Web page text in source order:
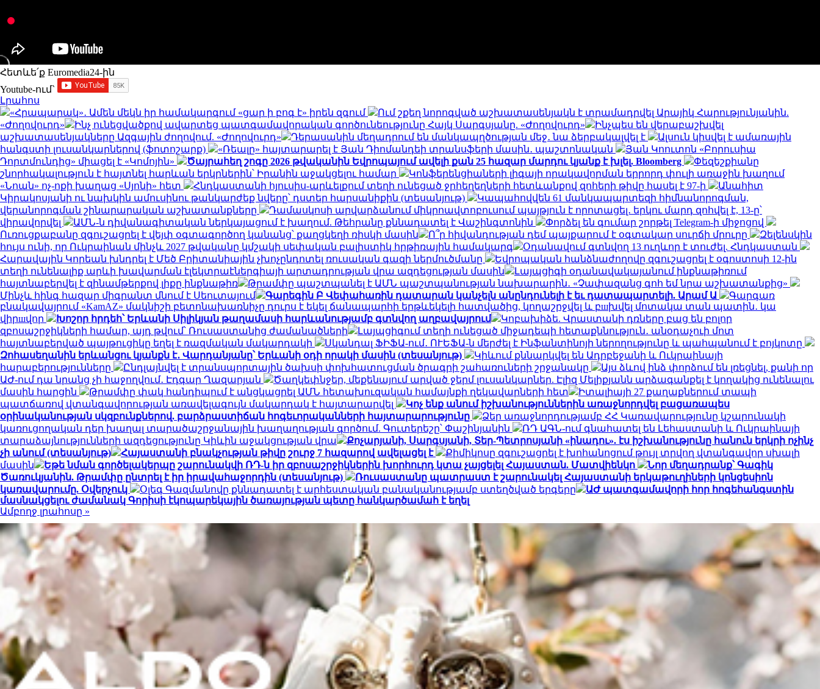
Հետևե՛ք Euromedia24-ին
Youtube-ում`
Լրահոս
«Հրապարակ»․ Ամեն մեկն իր համակարգում «ցար ի բոգ է» իրեն զգում
Ում շքեղ նորոգված աշխատասենյակն է տրամադրվել Արայիկ Հարությունյանին.
«Ժողովուրդ»
Ինչ ունեցվածքով ավարտեց պատգամավորական գործունեությունը Հայկ Սարգսյանը. «Ժողովուրդ»
Ինչպես են վերաբաշխվել
աշխատասենյակները Ազգային ժողովում. «Ժողովուրդ»
Դերասանին մեղադրում են մանկապղծության մեջ․ նա ձերբակալվել է
Ալսուն կիսվել է ամառային
հանգստի լուսանկարներով (ֆոտոշարք)
«Ռեալը» հայտարարել է Յան Դիոմանդեի տրանսֆերի մասին․ պաշտոնական
Յան Կոուտոն «Բորուսիա
Դորտմունդից» միացել է «Կոմոյին»
Ծայրահեղ շոգը 2026 թվականին Եվրոպայում ավելի քան 25 հազար մարդու կյանք է խլել. Bloomberg
Փեզեշքիանը
շնորհակալություն է հայտնել հարևան երկրներին՝ Իրանին աջակցելու համար
Կոնֆերենցիաների լիգայի որակավորման երրորդ փուլի առաջին խաղում
«Նոան» ոչ-ոքի խաղաց «Սյոնի» հետ
Հնդկաստանի հյուսիս-արևելքում տեղի ունեցած ջրհեղեղների հետևանքով զոհերի թիվը հասել է 97-ի
Անահիտ
Կիրակոսյանի ու նախկին ամուսինու թանկարժեք նվերը՝ դստեր հարսանիքին (տեսանյութ)
Կապահովվեն 61 մանկապարտեզի հիմնանորոգման,
վերանորոգման շինարարական աշխատանքները
Դամասկոսի արվարձանում միկրոավտոբուսում պայթյուն է որոտացել․ երկու մարդ զոհվել է, 13-ը՝
վիրավորվել
ԱՄՆ-ն դիվանագիտական ներկայացում է խաղում. Թեհրանը քննադատել է Վաշինգտոնին
Փորձել են գումար շորթել Telegram-ի միջոցով
Ուռուցքաբանը զգուշացրել է վեյփ օգտագործող կանանց՝ քաղցկեղի ռիսկի մասին
Ո՞ր հիվանդության դեմ պայքարում է օգտակար սուրճի մրուրը
Զելենսկին
հույս ունի, որ Ուկրաինան մինչև 2027 թվականը կմշակի սեփական բալիստիկ հրթիռային համակարգ
Օդանավում գտնվող 13 ուղևոր է տուժել. Հնդկաստան
Հարավային Կորեան խնդրել է Մեծ Բրիտանիային չխոչընդոտել ռուսական գազի ներմուծմանը
Եվրոպական հանձնաժողովը զգուշացրել է օգոստոսի 12-ին
տեղի ունենալիք արևի խավարման էլեկտրաէներգիայի արտադրության վրա ազդեցության մասին
Լայպցիգի օդանավակայանում ինքնաթիռում
հայտնաբերվել է զինամթերքով լիքը ինքնաթիռ
Թրամփը պաշտպանել է ԱՄՆ պաշտպանության նախարարին․ «Չափազանց գոհ եմ նրա աշխատանքից»
Մինչև հինգ հազար միգրանտ մնում է Սեուտայում
Գարեգին Բ Վեփահառին դատարան կանչելն անընդունելի է եւ դատապարտելի. Արամ Ա
Գարգառ
բնակավայրում «KamAZ» մակնիշի բետոնախառնիչը դուրս է եկել ճանապարհի երթևեկելի հատվածից, կողաշրջվել և բшխվել մոտակա տան պատին․ կա
վիրшվոր
Խոշոր հրդեհ՝ Երևանի Սիլիկյան թաղամասի հարևանությամբ գտնվող աղբավայրում
Կոբախիձե. Վրաստանի դռները բաց են բոլոր
զբոսաշրջիկների համար, այդ թվում՝ Ռուսաստանից ժամանածների
Լայպցիգում տեղի ունեցած միջադեպի հետաքննություն․ անօդաչուի մոտ
հայտնաբերված պայթուցիկը եղել է ռազմական մակարդակի
Սկանդալ ՖԻՖԱ-ում․ ՈՒԵՖԱ-ն մերժել է Ինֆանտինոյի ներողությունը և պահպանում է բոյկոտը
Զոհասեղանին երևանցու կյանքն է․ Վարդանյանը՝ Երևանի օդի որակի մասին (տեսանյութ)
Կիևում քննարկվել են Ադրբեջանի և Ուկրաինայի
հարաբերությունները
Ընդլայնվել է տրանսպորտային ծախսի փոխհատուցման ծրագրի շահառուների շրջանակը
Այս ձևով ինձ փորձում են լռեցնել, քանի որ
ԱԺ-ում դա նրանց չի հաջողվում․ Էդգար Ղազարյան
Ծաղկեփնջեր, մեքենայում արված ջերմ լուսանկարներ. Էլիզ Մելիքյանն արձագանքել է կողակից ունենալու
մասին հարցին
Թրամփը փակ հանդիպում է անցկացրել ԱՄՆ հետախուզական համայնքի ղեկավարների հետ
Իտալիայի 27 քաղաքներում տապի
պատճառով վտանգավորության առավելագույն մակարդակ է հայտարարվել
Կոչ ենք անում իշխանություններին առաջնորդվել բացառապես
օրինականության սկզբունքներով. բարձրաստիճան հոգեւորականների հայտարարությունը
Ձեր առաջնորդությամբ ՀՀ Կառավարությունը կշարունակի
կառուցողական դեր խաղալ տարածաշրջանային խաղաղության գործում. Գուտերեշը՝ Փաշինյանին
ՌԴ ԱԳՆ-ում գնահատել են Լեհաստանի և Ուկրաինայի
տարաձայնությունների ազդեցությունը Կիևին աջակցության վրա
Քոչարյանի, Սարգսյանի, Տեր-Պետրոսյանի «ինադու». էս իշխանությունը հանուն երկրի ոչինչ
չի անում (տեսանյութ)
Հայաստանի բնակչության թիվը շուրջ 7 հազարով ավելացել է
Քիմիկոսը զգուշացրել է խոհանոցում թույլ տրվող վտանգավոր սխալի
մասին
Եթե նման գործելակերպը շարունակվի ՌԴ-ն իր զբոսաշրջիկներին խորհուրդ կտա չայցելել Հայաստան. Մատվիենկո
Նոր մեղադրանք՝ Գագիկ
Ծառուկյանին. Թրամփը ընտրել է իր իրավահաջորդին (տեսանյութ)
Ռուսաստանը պատրաստ է շարունակել Հայաստանի երկաթուղիների կոնցեսիոն
կառավարումը. Օվերչուկ
Օլեգ Գազմանովը քննադատել է արհեստական բանականությամբ ստեղծված երգերը
ԱԺ պատգամավորի հոր հոգեհանգստին
մասնակցելու ժամանակ Գորիսի էկոպարեկային ծառայության պետը հանկարծամահ է եղել
Ամբողջ լրահոսը »